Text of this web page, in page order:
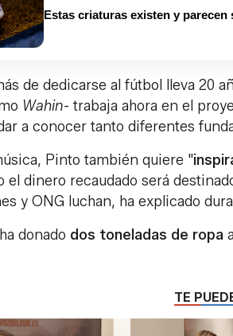
Estas criaturas existen y parecen
de dedicarse al fútbol lleva 20
Wahin- trabaja ahora en el
a conocer tanto diferentes
Pinto también quiere "
el dinero recaudado será
y ONG luchan, ha explicado
donado dos toneladas de ropa
TE